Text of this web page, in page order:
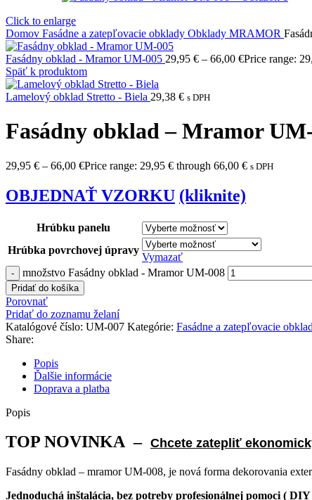
Click to enlarge
Domov Fasádne a zatepľovacie obklady Obklady MRAMOR
Fasádny obklad - Mramor UM-005 29,95 € – 66,00 €Price range:
Späť k produktom
Lamelový obklad Stretto - Biela 29,38 € s DPH
Fasádny obklad – Mramor
29,95 € – 66,00 €Price range: 29,95 € through 66,00 € s DPH
OBJEDNAŤ VZORKU (kliknite)
Hrúbku panelu
Hrúbka povrchovej úpravy
Vymazať
množstvo Fasádny obklad - Mramor UM-008
Pridať do košíka
Porovnať
Pridať do zoznamu želaní
Katalógové číslo: UM-007 Kategórie: Fasádne a zatepľovacie
Share:
Popis
Ďalšie informácie
Doprava a platba
Popis
TOP NOVINKA – Chcete zatepliť
Fasádny obklad – mramor UM-008, je nová forma dekorovania
Jednoduchá inštalácia, bez potreby profesionálnej pomoci (